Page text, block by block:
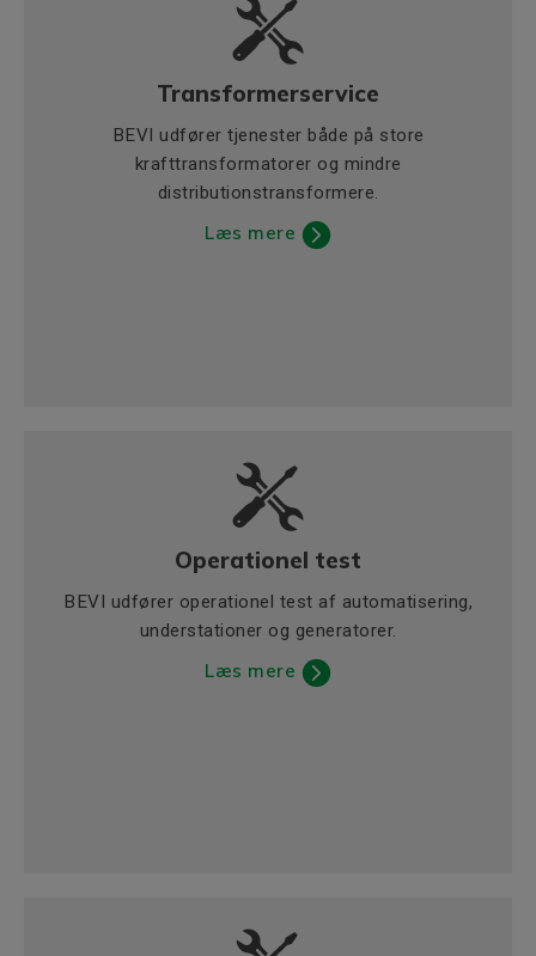
Transformerservice
BEVI udfører tjenester både på store
krafttransformatorer og mindre
distributionstransformere.
Læs mere
Operationel test
BEVI udfører operationel test af automatisering,
understationer og generatorer.
Læs mere